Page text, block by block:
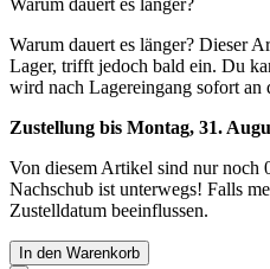
Warum dauert es länger? Dieser
Lager, trifft jedoch bald ein. Du
wird nach Lagereingang sofort an
Zustellung bis Montag, 31.
Von diesem Artikel sind nur noch
Nachschub ist unterwegs! Falls
Zustelldatum beeinflussen.
In den Warenkorb